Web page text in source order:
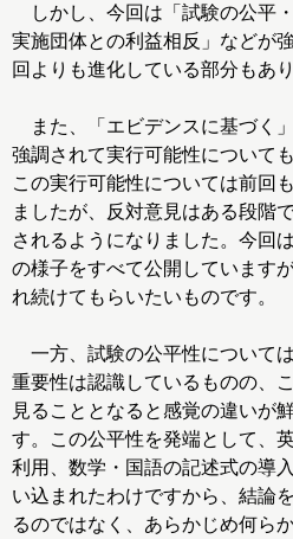
しかし、今回は「試験の公平
実施団体との利益相反」などが
回よりも進化している部分もあり
また、「エビデンスに基づく
強調されて実行可能性について
この実行可能性については前回
ましたが、反対意見はある段階
されるようになりました。今回
の様子をすべて公開しています
れ続けてもらいたいものです。
一方、試験の公平性について
重要性は認識しているものの、
見ることとなると感覚の違いが
す。この公平性を発端として、
利用、数学・国語の記述式の導
い込まれたわけですから、結論
るのではなく、あらかじめ何ら